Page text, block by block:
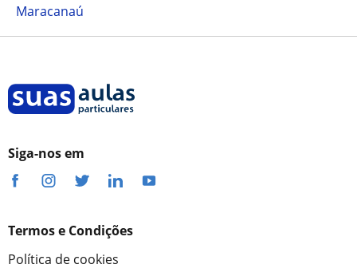
Maracanaú
Siga-nos em
Termos e Condições
Política de cookies